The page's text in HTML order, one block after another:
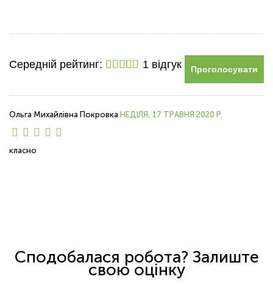
Середній рейтинг: 1 відгук Проголосувати
Ольга Михайлівна Покровка НЕДІЛЯ, 17 ТРАВНЯ 2020 Р.
класно
Сподобалася робота? Залиште
свою оцінку